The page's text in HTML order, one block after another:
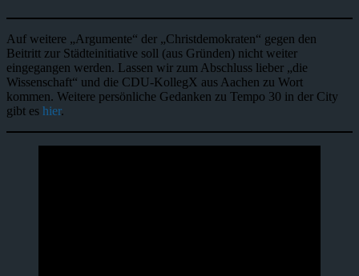
Auf weitere „Argumente“ der „Christdemokraten“ gegen den
Beitritt zur Städteinitiative soll (aus Gründen) nicht weiter
eingegangen werden. Lassen wir zum Abschluss lieber „die
Wissenschaft“ und die CDU-KollegX aus Aachen zu Wort
kommen. Weitere persönliche Gedanken zu Tempo 30 in der City
gibt es hier.